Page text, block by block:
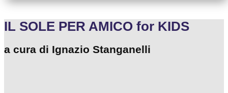
IL SOLE PER AMICO for KIDS
a cura di Ignazio Stanganelli